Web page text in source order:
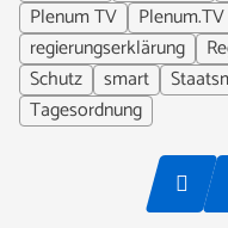
Plenum TV
regierungserklärung
Schutz
smart
Tagesordnung